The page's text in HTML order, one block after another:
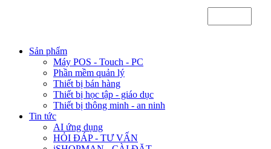
Sản phẩm
Máy POS - Touch - PC
Phần mềm quản lý
Thiết bị bán hàng
Thiết bị học tập - giáo dục
Thiết bị thông minh - an ninh
Tin tức
AI ứng dụng
HỎI ĐÁP - TƯ VẤN